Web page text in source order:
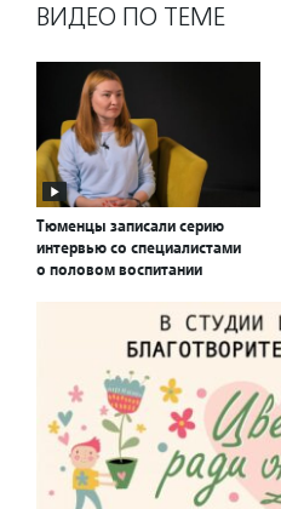
ВИДЕО ПО ТЕМЕ
Тюменцы записали серию
интервью со специалистами
о половом воспитании